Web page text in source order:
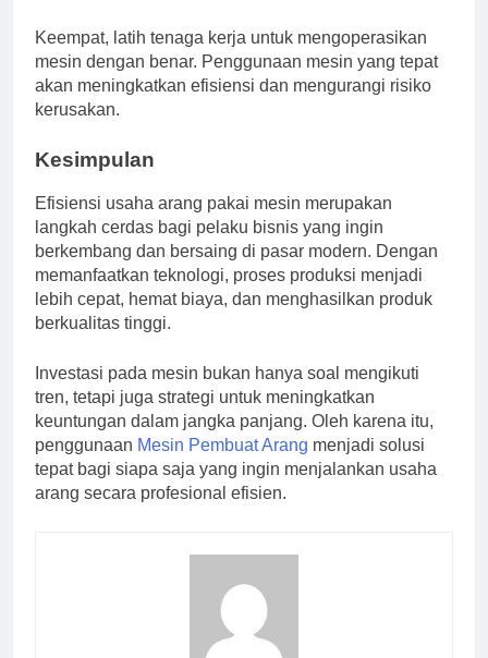
Keempat, latih tenaga kerja untuk mengoperasikan
mesin dengan benar. Penggunaan mesin yang tepat
akan meningkatkan efisiensi dan mengurangi risiko
kerusakan.
Kesimpulan
Efisiensi usaha arang pakai mesin merupakan
langkah cerdas bagi pelaku bisnis yang ingin
berkembang dan bersaing di pasar modern. Dengan
memanfaatkan teknologi, proses produksi menjadi
lebih cepat, hemat biaya, dan menghasilkan produk
berkualitas tinggi.
Investasi pada mesin bukan hanya soal mengikuti
tren, tetapi juga strategi untuk meningkatkan
keuntungan dalam jangka panjang. Oleh karena itu,
penggunaan Mesin Pembuat Arang menjadi solusi
tepat bagi siapa saja yang ingin menjalankan usaha
arang secara profesional efisien.